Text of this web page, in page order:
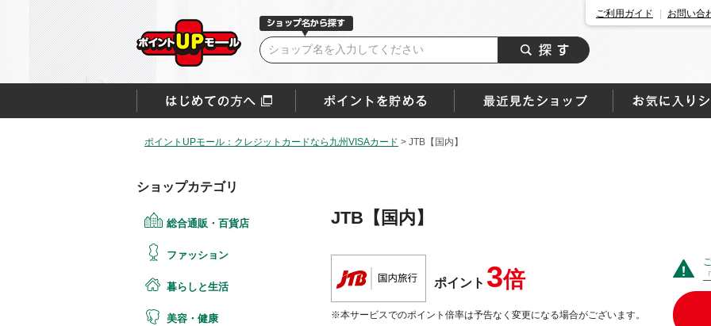
ご利用ガイド お問い合
ポイントUPモール：クレジットカードなら九州VISAカード > JTB【国内】
ショップカテゴリ
総合通販・百貨店
ファッション
暮らしと生活
美容・健康
JTB【国内】
ポイント 3倍
※本サービスでのポイント倍率は予告なく変更になる場合がございます。